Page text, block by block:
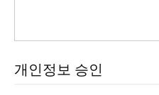
개인정보 승인